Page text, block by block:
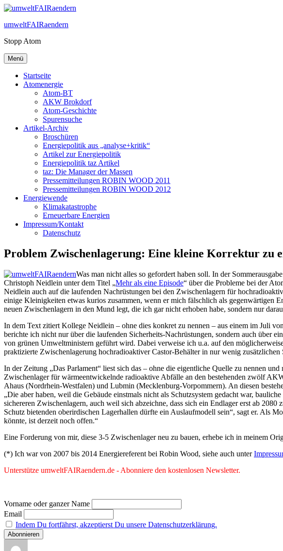
Zum
springen
umweltFAIRaendern
Stopp Atom
Menü
Startseite
Atomenergie
Atom-BT
AKW Brokdorf
Atom-Geschichte
Spurensuche
Artikel-Archiv
Broschüren
Energiepolitik aus „analyse+kritik“
Artikel zur Energiepolitik
Energiepolitik taz Artikel
taz: Die Manager der Massen
Pressemitteilungen ROBIN WOOD 2011
Pressemitteilungen ROBIN WOOD 2012
Energiewende
Klimakatastrophe
Erneuerbare Energien
Impressum/Kontakt
Datenschutz
Problem Zwischenlagerung: Eine kleine Korrektur zu
Was man nicht alles so gefordert haben soll. In der
Christoph Neidlein unter dem Titel „Mehr als eine Episode“ über die Probleme bei der
Neidlein auch auf die laufenden Nachrüstungen bei den Zwischenlagern für
einige Kleinigkeiten etwas kurios zusammen, wenn er mich fälschlich als gegenwärtigen
neuen Zwischenlagern in den Mund legt, die ich gar nicht erhoben habe, sondern nur
In dem Text zitiert Kollege Neidlein – ohne dies konkret zu nennen – aus einem im Juli
berichte ich nicht nur über die laufenden Sicherheits-Nachrüstungen, sondern auch über
von grünen Umweltministern geführt wird. Dabei verweise ich u.a. auf den
praktizierte Zwischenlagerung hochradioaktiver Castor-Behälter in nur wenig
In der Zeitung „Das Parlament“ liest sich das – ohne die eigentliche Quelle zu nennen
Zwischenlager für wärmeentwickelnde radioaktive Abfälle an den bestehenden zwölf
Ahaus (Nordrhein-Westfalen) und Lubmin (Mecklenburg-Vorpommern). An diesen
„Die aber haben, weil die Gebäude einstmals nicht als Schutzsystem gedacht war,
sichereren Zwischenlagern, auch weil sich abzeichne, dass sich ein Endlager erst ab
Schutz bietenden oberirdischen Lagerhallen dürfte ein Auslaufmodell sein“, sagt er. Als
könnte, ist derzeit noch offen.“
Eine Forderung von mir, diese 3-5 Zwischenlager neu zu bauen, erhebe ich in meinem
(*) Ich war von 2007 bis 2014 Energiereferent bei Robin Wood, siehe auch unter
Unterstütze umweltFAIRaendern.de - Abonniere den kostenlosen Newsletter.
Vorname oder ganzer Name
Email
Indem Du fortfährst, akzeptierst Du unsere Datenschutzerklärung.